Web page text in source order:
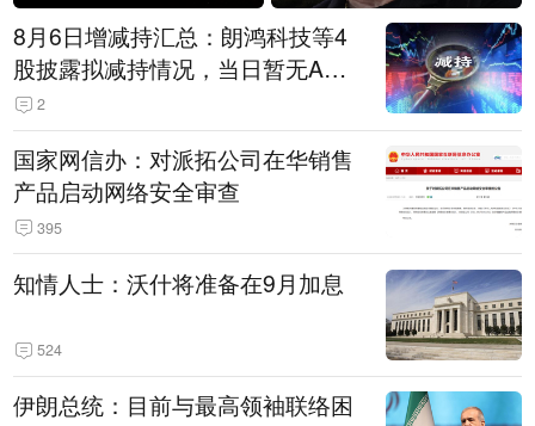
8月6日增减持汇总：朗鸿科技等4
股披露拟减持情况，当日暂无A股
公司披露拟增持情况（表）
2
国家网信办：对派拓公司在华销售
产品启动网络安全审查
395
知情人士：沃什将准备在9月加息
524
伊朗总统：目前与最高领袖联络困